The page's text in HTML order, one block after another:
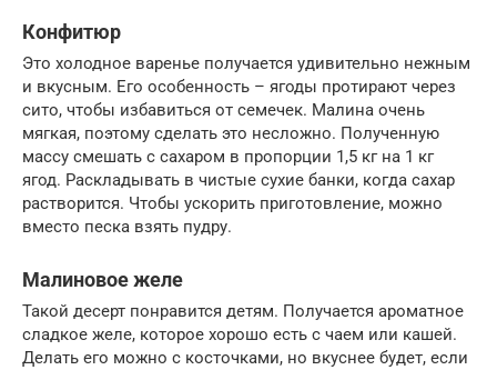
Конфитюр
Это холодное варенье получается удивительно нежным
и вкусным. Его особенность – ягоды протирают через
сито, чтобы избавиться от семечек. Малина очень
мягкая, поэтому сделать это несложно. Полученную
массу смешать с сахаром в пропорции 1,5 кг на 1 кг
ягод. Раскладывать в чистые сухие банки, когда сахар
растворится. Чтобы ускорить приготовление, можно
вместо песка взять пудру.
Малиновое желе
Такой десерт понравится детям. Получается ароматное
сладкое желе, которое хорошо есть с чаем или кашей.
Делать его можно с косточками, но вкуснее будет, если